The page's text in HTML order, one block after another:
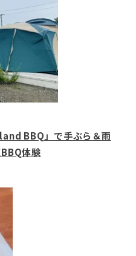
BBQ」で手ぶら＆雨
体験